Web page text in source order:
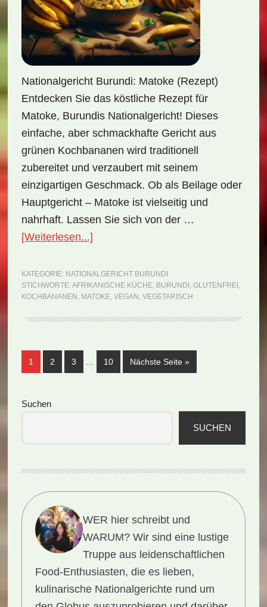
Nationalgericht Burundi: Matoke (Rezept)
Entdecken Sie das köstliche Rezept für
Matoke, Burundis Nationalgericht! Dieses
einfache, aber schmackhafte Gericht aus
grünen Kochbananen wird traditionell
zubereitet und verzaubert mit seinem
einzigartigen Geschmack. Ob als Beilage oder
Hauptgericht – Matoke ist vielseitig und
nahrhaft. Lassen Sie sich von der …
[Weiterlesen...]ÜberNationalgericht
Matoke
(Rezept)
KATEGORIE: NATIONALGERICHT BURUNDI
STICHWORTE: AFRIKANISCHE KÜCHE, BURUNDI , GLUTENFREI ,
KOCHBANANEN , MATOKE, VEGAN , VEGETARISCH
Seite
1 Seite
2 Seite
3 Seite
10 Nächste Seite aufrufen
»
Seitenspalte
Suchen
SUCHEN
WER hier schreibt und
WARUM? Wir sind eine lustige
Truppe aus leidenschaftlichen
Food-Enthusiasten, die es lieben,
kulinarische Nationalgerichte rund um